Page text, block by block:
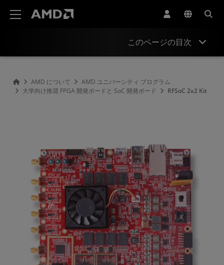
このページの目次
仕様
サポートとリソース
AMD について
AMD ユニバーシティ プログラム
大学向け推奨 FPGA 開発ボードと SoC 開発ボード
RFSoC 2x2 Kit